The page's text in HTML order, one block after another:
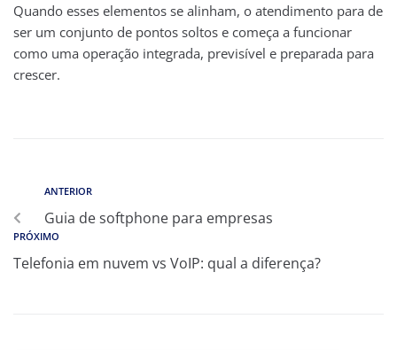
Quando esses elementos se alinham, o atendimento para de
ser um conjunto de pontos soltos e começa a funcionar
como uma operação integrada, previsível e preparada para
crescer.
ANTERIOR
Guia de softphone para empresas
PRÓXIMO
Telefonia em nuvem vs VoIP: qual a diferença?